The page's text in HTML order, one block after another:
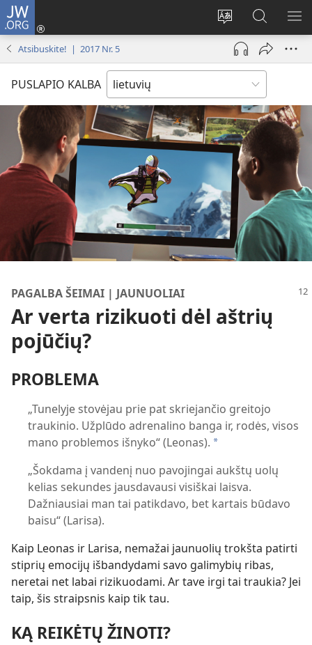
JW.ORG
Pakeisti
svetainės
kalbą
Prisijungti
(atsiveria
naujas
langas)
Paieška
svetainėje
JW.ORG
Atsibuskite! | 2017 Nr. 5
PUSLAPIO KALBA
PAGALBA ŠEIMAI | JAUNUOLIAI
Ar verta rizikuoti dėl aštrių
pojūčių?
PROBLEMA
„Tunelyje stovėjau prie pat skriejančio greitojo
traukinio. Užplūdo adrenalino banga ir, rodės, visos
mano problemos išnyko“ (Leonas). a
„Šokdama į vandenį nuo pavojingai aukštų uolų
kelias sekundes jausdavausi visiškai laisva.
Dažniausiai man tai patikdavo, bet kartais būdavo
baisu“ (Larisa).
Kaip Leonas ir Larisa, nemažai jaunuolių trokšta patirti
stiprių emocijų išbandydami savo galimybių ribas,
neretai net labai rizikuodami. Ar tave irgi tai traukia? Jei
taip, šis straipsnis kaip tik tau.
KĄ REIKĖTŲ ŽINOTI?